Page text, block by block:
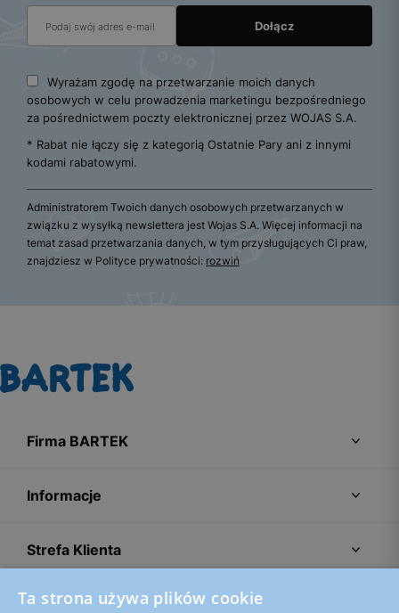
Wyrażam zgodę na przetwarzanie moich danych
osobowych w celu prowadzenia marketingu bezpośredniego
za pośrednictwem poczty elektronicznej przez WOJAS S.A.
* Rabat nie łączy się z kategorią Ostatnie Pary ani z innymi
kodami rabatowymi.
Administratorem Twoich danych osobowych przetwarzanych w
związku z wysyłką newslettera jest Wojas S.A. Więcej informacji na
temat zasad przetwarzania danych, w tym przysługujących Ci praw,
znajdziesz w Polityce prywatności: rozwiń
Firma BARTEK
Informacje
Strefa Klienta
Porady
Ta strona używa plików cookie